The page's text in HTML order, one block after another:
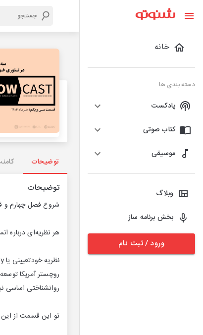
خانه
دسته بندی ها
پادکست
کتاب صوتی
موسیقی
وبلاگ
بخش برنامه ساز
ورود / ثبت نام
توضیحات
توضیحات
شروع فصل چهارم و
هر نظریه‌ای درباره
روچستر آمریکا
روانشناختی اساسی
تو این قسمت از این ۳ نیاز اساسی صحبت شده و امیدوارم به شناخت از خودمون کمک‌کننده باشه.